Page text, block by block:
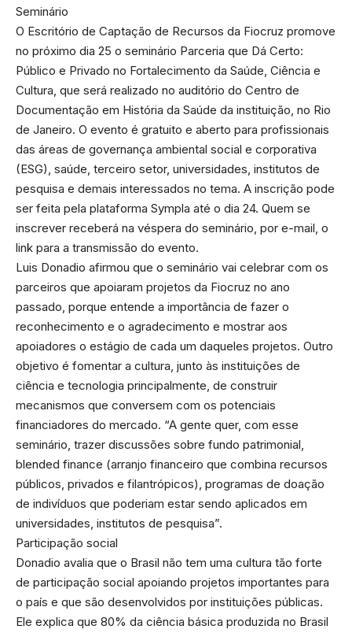
Seminário
O Escritório de Captação de Recursos da Fiocruz promove
no próximo dia 25 o seminário Parceria que Dá Certo:
Público e Privado no Fortalecimento da Saúde, Ciência e
Cultura, que será realizado no auditório do Centro de
Documentação em História da Saúde da instituição, no Rio
de Janeiro. O evento é gratuito e aberto para profissionais
das áreas de governança ambiental social e corporativa
(ESG), saúde, terceiro setor, universidades, institutos de
pesquisa e demais interessados no tema. A inscrição pode
ser feita pela plataforma Sympla até o dia 24. Quem se
inscrever receberá na véspera do seminário, por e-mail, o
link para a transmissão do evento.
Luis Donadio afirmou que o seminário vai celebrar com os
parceiros que apoiaram projetos da Fiocruz no ano
passado, porque entende a importância de fazer o
reconhecimento e o agradecimento e mostrar aos
apoiadores o estágio de cada um daqueles projetos. Outro
objetivo é fomentar a cultura, junto às instituições de
ciência e tecnologia principalmente, de construir
mecanismos que conversem com os potenciais
financiadores do mercado. “A gente quer, com esse
seminário, trazer discussões sobre fundo patrimonial,
blended finance (arranjo financeiro que combina recursos
públicos, privados e filantrópicos), programas de doação
de indivíduos que poderiam estar sendo aplicados em
universidades, institutos de pesquisa”.
Participação social
Donadio avalia que o Brasil não tem uma cultura tão forte
de participação social apoiando projetos importantes para
o país e que são desenvolvidos por instituições públicas.
Ele explica que 80% da ciência básica produzida no Brasil